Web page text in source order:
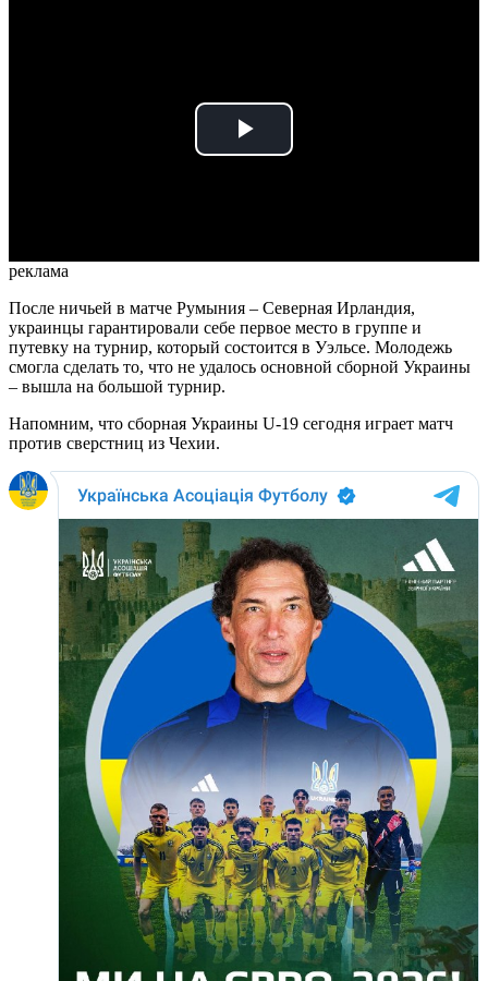
Play
реклама
После ничьей в матче Румыния – Северная Ирландия,
украинцы гарантировали себе первое место в группе и
путевку на турнир, который состоится в Уэльсе. Молодежь
смогла сделать то, что не удалось основной сборной Украины
– вышла на большой турнир.
Напомним, что сборная Украины U-19 сегодня играет матч
против сверстниц из Чехии.